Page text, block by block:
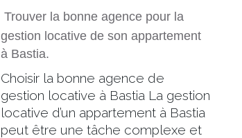
Trouver la bonne agence pour la
gestion locative de son appartement
à Bastia.
Choisir la bonne agence de
gestion locative à Bastia La gestion
locative d’un appartement à Bastia
peut être une tâche complexe et